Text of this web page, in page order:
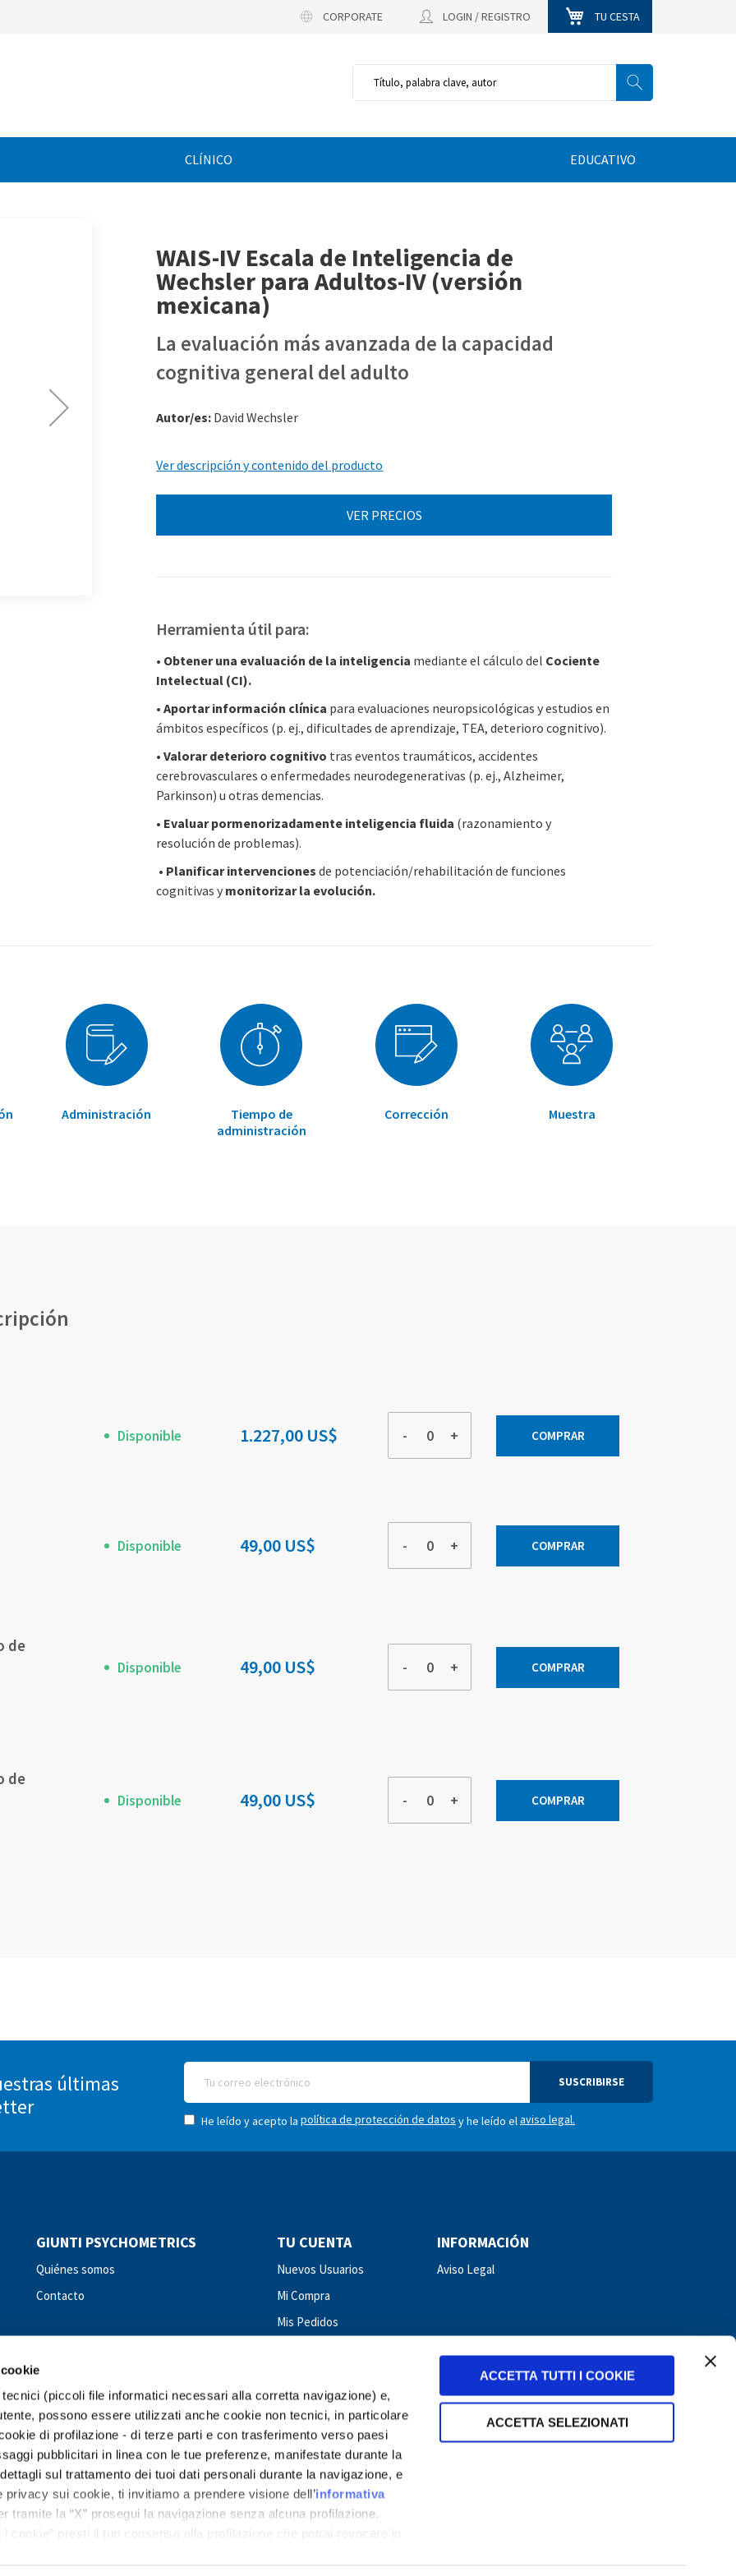
(piccoli file informatici necessari alla corretta navigazione) e,
possono essere utilizzati anche cookie non tecnici, in particolare
di profilazione - di terze parti e con trasferimento verso paesi
pubblicitari in linea con le tue preferenze, manifestate durante la
sul trattamento dei tuoi dati personali durante la navigazione, e
sui cookie, ti invitiamo a prendere visione dell’informativa
tramite la “X” prosegui la navigazione senza alcuna profilazione.
cookie” presti il tuo consenso alla profilazione che potrai revocare in
ACCETTA TUTTI I COOKIE
ACCETTA SELEZIONATI
TU CESTA
CORPORATE LOGIN / REGISTRO
CLÍNICO EDUCATIVO
WAIS-IV Escala de Inteligencia de
Wechsler para Adultos-IV (versión
mexicana)
La evaluación más avanzada de la capacidad
cognitiva general del adulto
Autor/es: David Wechsler
Ver descripción y contenido del producto
VER PRECIOS
Herramienta útil para:
• Obtener una evaluación de la inteligencia mediante el cálculo del Cociente
Intelectual (CI).
•Aportar información clínica para evaluaciones neuropsicológicas y estudios en
ámbitos específicos (p. ej., dificultades de aprendizaje, TEA, deterioro cognitivo).
•Valorar deterioro cognitivo tras eventos traumáticos, accidentes
cerebrovasculares o enfermedades neurodegenerativas (p. ej., Alzheimer,
Parkinson) u otras demencias.
• Evaluar pormenorizadamente inteligencia fluida (razonamiento y
resolución de problemas).
• Planificar intervenciones de potenciación/rehabilitación de funciones
cognitivas y monitorizar la evolución.
Administración
Tiempo de
administración
Corrección Muestra
Disponible 1.227,00 US$ - + COMPRAR
Disponible 49,00 US$ - + COMPRAR
de
Disponible 49,00 US$ - + COMPRAR
de
Disponible 49,00 US$ - + COMPRAR
últimas
SUSCRIBIRSE
He leído y acepto la política de protección de datos y he leído elaviso legal.
GIUNTI PSYCHOMETRICS
Quiénes somos
Contacto
TU CUENTA
Nuevos Usuarios
Mi Compra
Mis Pedidos
INFORMACIÓN
Aviso Legal
GIUNTI PSYCHOMETRICS - WORLDWIDE
Costa Rica Dominican Republic Ecuador El Salvador Guatemala Honduras
Peru Romania Spain Turkey Ukraine Uruguay Venezuela